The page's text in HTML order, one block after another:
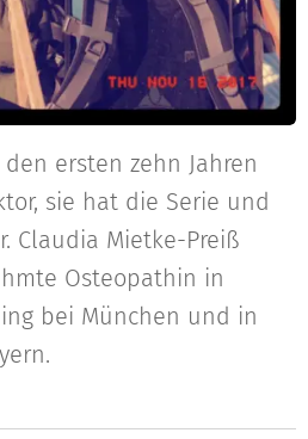
ersten zehn Jahren
sie hat die Serie und
Claudia Mietke-Preiß
Osteopathin in
bei München und in